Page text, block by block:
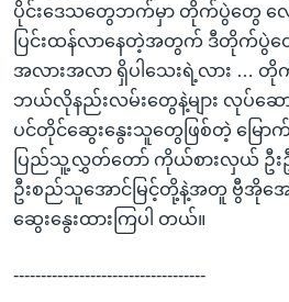
ရန်
နေရာ
သို့
ကျော်
ရန်
ပိုင်းဒေသတွေဘက်မှာ တိုက်ပွဲတွေ လျေ
ပြင်းထန်လာနေတဲ့အတွက် ဒီတိုက်ပွဲတွေ
အလားအလာ ရှိပါသေးရဲ့လား … တို
ဘယ်လိုနည်းလမ်းတွေနဲ့များ လုပ်ဆေ
ပင်တိုင်ဆွေးနွေးသူတွေဖြစ်တဲ့ မြောက်
ပြည်သူ့လွှတ်တော် ကိုယ်စားလှယ် ဦးဦ
ဦးစည်သူအောင်မြင့်တို့နဲ့အတူ ဗွီအိုအ
ဆွေးနွေးထားကြပါ တယ်။
-----------------------------------